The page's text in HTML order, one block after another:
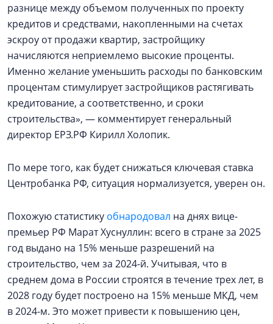
разнице между объемом полученных по проекту
кредитов и средствами, накопленными на счетах
эскроу от продажи квартир, застройщику
начисляются неприемлемо высокие проценты.
Именно желание уменьшить расходы по банковским
процентам стимулирует застройщиков растягивать
кредитование, а соответственно, и сроки
строительства», — комментирует генеральный
директор ЕРЗ.РФ Кирилл Холопик.
По мере того, как будет снижаться ключевая ставка
Центробанка РФ, ситуация нормализуется, уверен он.
Похожую статистику обнародовал на днях вице-
премьер РФ Марат Хуснуллин: всего в стране за 2025
год выдано на 15% меньше разрешений на
строительство, чем за 2024-й. Учитывая, что в
среднем дома в России строятся в течение трех лет, в
2028 году будет построено на 15% меньше МКД, чем
в 2024-м. Это может привести к повышению цен,